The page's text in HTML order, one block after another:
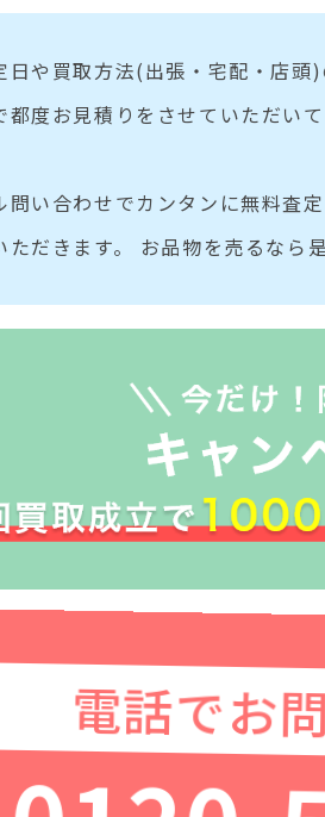
日や買取方法(出張・宅配・店
度お見積りをさせていただいて
問い合わせでカンタンに無料査
だきます。 お品物を売るなら
電話でお